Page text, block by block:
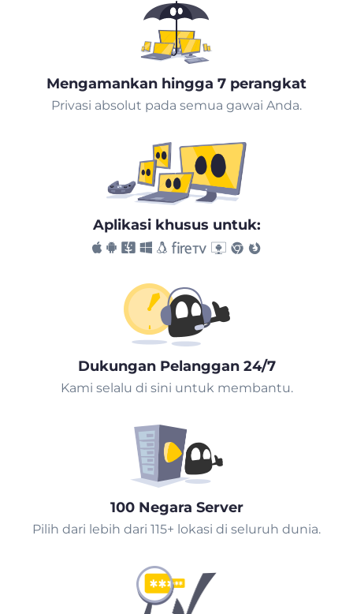
Mengamankan hingga 7 perangkat
Privasi absolut pada semua gawai Anda.
Aplikasi khusus untuk:
Dukungan Pelanggan 24/7
Kami selalu di sini untuk membantu.
100 Negara Server
Pilih dari lebih dari 115+ lokasi di seluruh dunia.